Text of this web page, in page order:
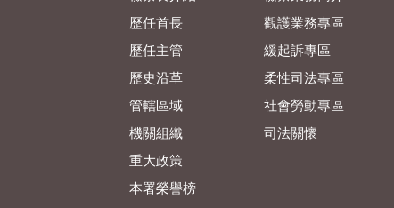
歷任首長
歷任主管
歷史沿革
管轄區域
機關組織
重大政策
本署榮譽榜
觀護業務專區
緩起訴專區
柔性司法專區
社會勞動專區
司法關懷